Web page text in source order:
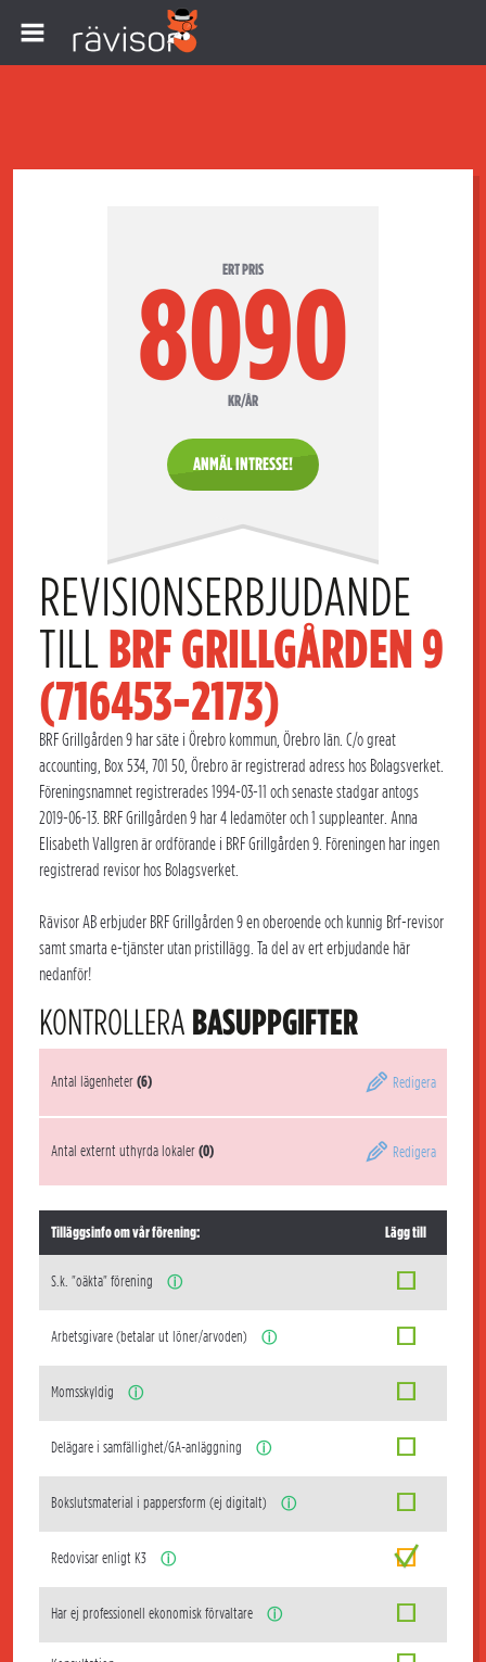
ERT PRIS
8090
KR/ÅR
ANMÄL INTRESSE!
REVISIONSERBJUDANDE
TILL BRF GRILLGÅRDEN 9
(716453-2173)
BRF Grillgården 9 har säte i Örebro kommun, Örebro län. C/o great
accounting, Box 534, 701 50, Örebro är registrerad adress hos Bolagsverket.
Föreningsnamnet registrerades 1994-03-11 och senaste stadgar antogs
2019-06-13. BRF Grillgården 9 har 4 ledamöter och 1 suppleanter. Anna
Elisabeth Vallgren är ordförande i BRF Grillgården 9. Föreningen har ingen
registrerad revisor hos Bolagsverket.
Rävisor AB erbjuder BRF Grillgården 9 en oberoende och kunnig Brf-revisor
samt smarta e-tjänster utan pristillägg. Ta del av ert erbjudande här
nedanför!
KONTROLLERA BASUPPGIFTER
Antal lägenheter(6) Redigera
Antal externt uthyrda lokaler(0) Redigera
Tilläggsinfo om vår förening: Lägg till
S.k. "oäkta" förening ⓘ
Arbetsgivare (betalar ut löner/arvoden) ⓘ
Momsskyldig ⓘ
Delägare i samfällighet/GA-anläggning ⓘ
Bokslutsmaterial i pappersform (ej digitalt) ⓘ
Redovisar enligt K3 ⓘ
Har ej professionell ekonomisk förvaltare ⓘ